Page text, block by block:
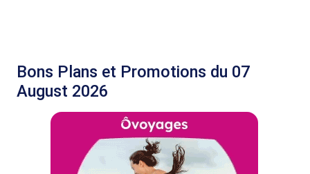
Bons Plans et Promotions du 07
August 2026